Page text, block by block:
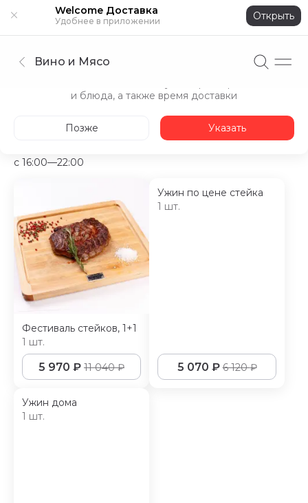
Welcome Доставка
Удобнее в приложении Открыть
Летнее спецпредложение Детское
c 16:00—22:00
Фестиваль стейков, 1+1
1 шт.
5 970 ₽ 11 040₽
Ужин по цене стейка
1 шт.
5 070 ₽ 6 120₽
Ужин дома
1 шт.
Вино и Мясо
и блюда, а также время доставки
Позже Указать